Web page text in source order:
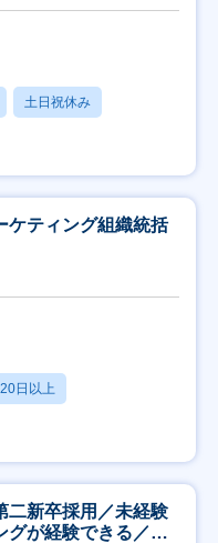
土日祝休み
ケティング組織統括
日以上
二新卒採用／未経験
グが経験できる／研